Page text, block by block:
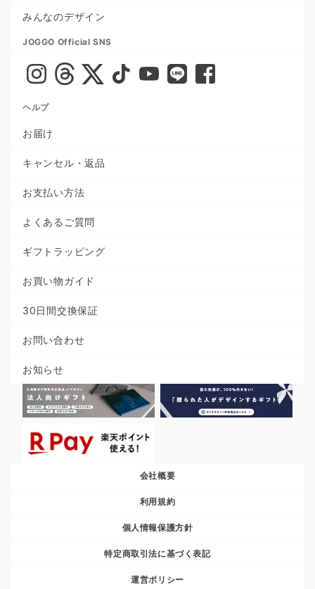
みんなのデザイン
JOGGO Official SNS
ヘルプ
お届け
キャンセル・返品
お支払い方法
よくあるご質問
ギフトラッピング
お買い物ガイド
30日間交換保証
お問い合わせ
お知らせ
会社概要
利用規約
個人情報保護方針
特定商取引法に基づく表記
運営ポリシー